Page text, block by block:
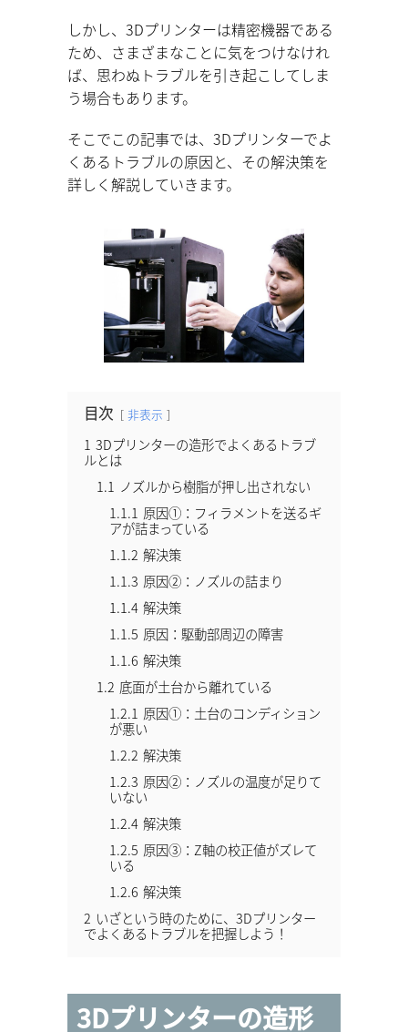
しかし、3Dプリンターは精密機器である
ため、さまざまなことに気をつけなけれ
ば、思わぬトラブルを引き起こしてしま
う場合もあります。
そこでこの記事では、3Dプリンターでよ
くあるトラブルの原因と、その解決策を
詳しく解説していきます。
目次 非表示
1 3Dプリンターの造形でよくあるトラブ
ルとは
1.1 ノズルから樹脂が押し出されない
1.1.1 原因①：フィラメントを送るギ
アが詰まっている
1.1.2 解決策
1.1.3 原因②：ノズルの詰まり
1.1.4 解決策
1.1.5 原因：駆動部周辺の障害
1.1.6 解決策
1.2 底面が土台から離れている
1.2.1 原因①：土台のコンディション
が悪い
1.2.2 解決策
1.2.3 原因②：ノズルの温度が足りて
いない
1.2.4 解決策
1.2.5 原因③：Z軸の校正値がズレて
いる
1.2.6 解決策
2 いざという時のために、3Dプリンター
でよくあるトラブルを把握しよう！
3Dプリンターの造形